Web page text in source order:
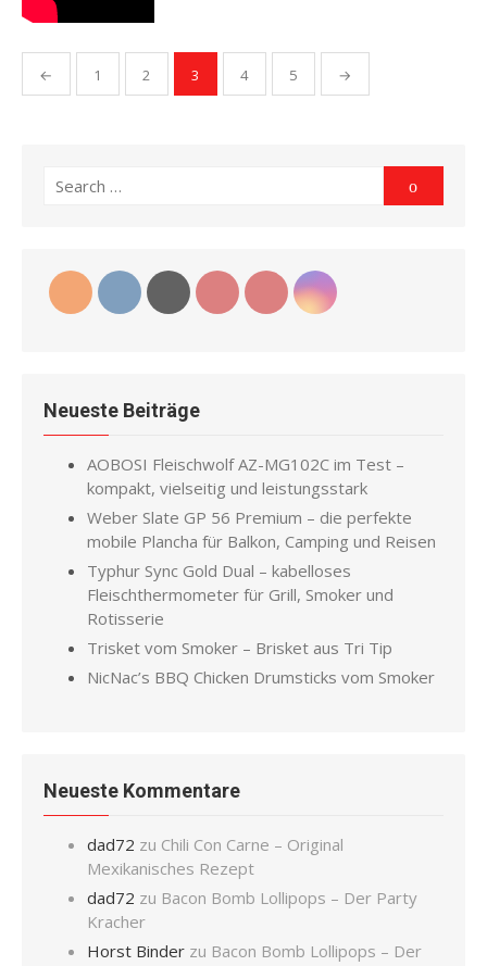
Seitennummerierung
der
← 1 2 3 4 5 →
Search
Search
Neueste Beiträge
AOBOSI Fleischwolf AZ-MG102C im Test –
kompakt, vielseitig und leistungsstark
Weber Slate GP 56 Premium – die perfekte
mobile Plancha für Balkon, Camping und Reisen
Typhur Sync Gold Dual – kabelloses
Fleischthermometer für Grill, Smoker und
Rotisserie
Trisket vom Smoker – Brisket aus Tri Tip
NicNac’s BBQ Chicken Drumsticks vom Smoker
Neueste Kommentare
dad72 zu Chili Con Carne – Original
Mexikanisches Rezept
dad72 zu Bacon Bomb Lollipops – Der Party
Kracher
Horst Binder zu Bacon Bomb Lollipops – Der